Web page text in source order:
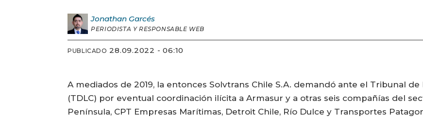
Jonathan Garcés
PERIODISTA Y RESPONSABLE WEB
PUBLICADO 28.09.2022 - 06:10
A mediados de 2019, la entonces Solvtrans Chile S.A. demandó ante el Tribunal
(TDLC) por eventual coordinación ilícita a Armasur y a otras seis compañías del
Península, CPT Empresas Marítimas, Detroit Chile, Río Dulce y Transportes